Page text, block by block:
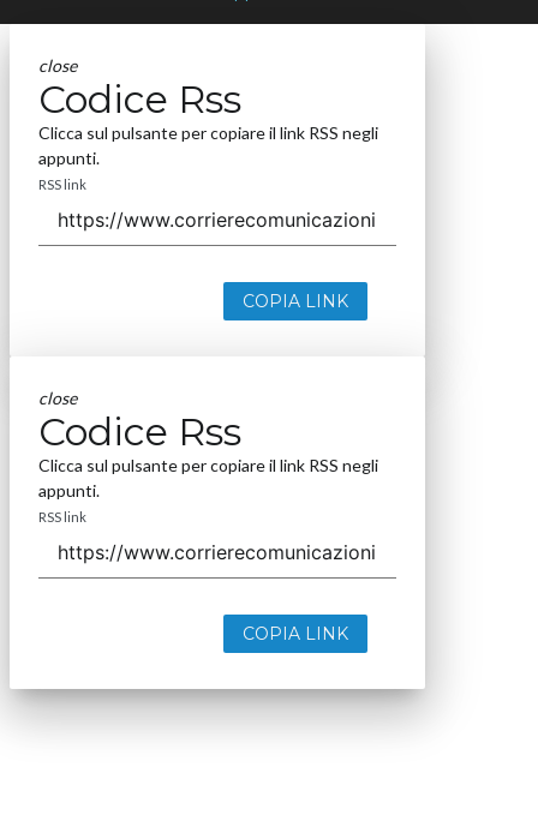
close
Codice Rss
Clicca sul pulsante per copiare il link RSS negli
appunti.
RSS link
COPIA LINK
close
Codice Rss
Clicca sul pulsante per copiare il link RSS negli
appunti.
RSS link
COPIA LINK